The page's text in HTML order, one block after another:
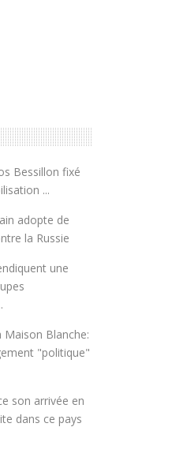
Bessillon fixé
...
adopte de
la Russie
une
Maison Blanche:
"politique"
son arrivée en
dans ce pays